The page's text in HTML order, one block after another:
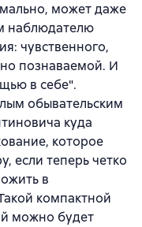
может даже
наблюдателю
чувственного,
познаваемой. И
в себе".
обывательским
куда
которое
если теперь четко
в
компактной
можно будет